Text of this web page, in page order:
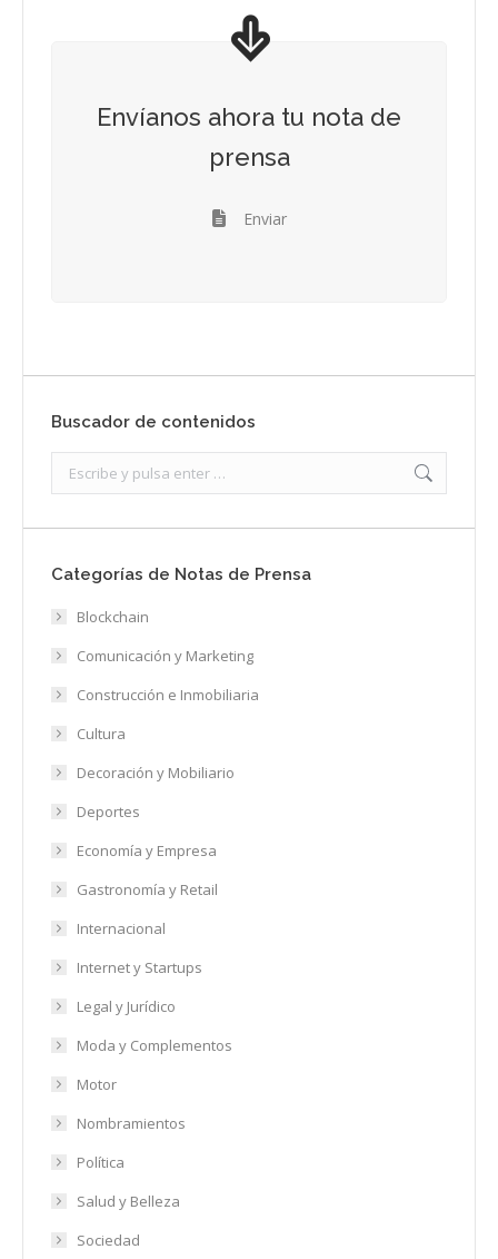
Envíanos ahora tu nota de
prensa
Enviar
Buscador de contenidos
Categorías de Notas de Prensa
Blockchain
Comunicación y Marketing
Construcción e Inmobiliaria
Cultura
Decoración y Mobiliario
Deportes
Economía y Empresa
Gastronomía y Retail
Internacional
Internet y Startups
Legal y Jurídico
Moda y Complementos
Motor
Nombramientos
Política
Salud y Belleza
Sociedad